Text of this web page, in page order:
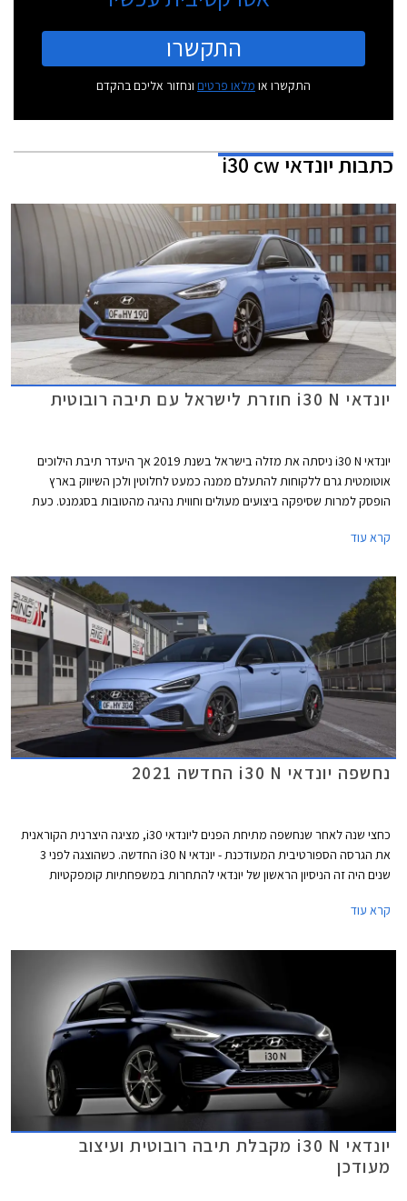
התקשרו
התקשרו או מלאו פרטים ונחזור אליכם בהקדם
כתבותיונדאי i30 cw
יונדאי i30 N חוזרת לישראל עם תיבה רובוטית
יונדאי i30 N ניסתה את מזלה בישראל בשנת 2019 אך היעדר תיבת הילוכים
אוטומטית גרם ללקוחות להתעלם ממנה כמעט לחלוטין ולכן השיווק בארץ
הופסק למרות שסיפקה ביצועים מעולים וחווית נהיגה מהטובות בסגמנט. כעת
₪ ולנסות מכונית ספורטיבית מיצרנית שאין לה מסורת ארוכה בתחום, בניגוד
למותגים מאירופה ומיפן.
קרא עוד
נחשפה יונדאי i30 N החדשה 2021
כחצי שנה לאחר שנחשפה מתיחת הפנים ליונדאי i30, מציגה היצרנית הקוראנית
את הגרסה הספורטיבית המעודכנת - יונדאי i30 N החדשה. כשהוצגה לפני 3
שנים היה זה הניסיון הראשון של יונדאי להתחרות במשפחתיות קומפקטיות
קרא עוד
יונדאי i30 N מקבלת תיבה רובוטית ועיצוב
מעודכן